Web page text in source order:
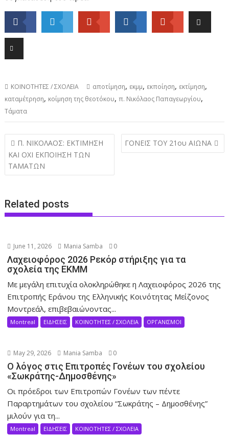
ΚΟΙΝΟΤΗΤΕΣ / ΣΧΟΛΕΙΑ αποτίμηση, εκμμ, εκποίηση, εκτίμηση,
καταμέτρηση, κοίμηση της θεοτόκου,π. Νικόλαος Παπαγεωργίου,
Τάματα
Post
navigation
Π. ΝΙΚΟΛΑΟΣ: ΕΚΤΙΜΗΣΗ
ΚΑΙ ΟΧΙ ΕΚΠΟΙΗΣΗ ΤΩΝ
ΤΑΜΑΤΩΝ
ΓΟΝΕΙΣ ΤΟΥ 21ου ΑΙΩΝΑ
Related posts
June 11, 2026 Mania Samba 0
Λαχειοφόρος 2026 Ρεκόρ στήριξης για τα
σχολεία της ΕΚΜΜ
Με μεγάλη επιτυχία ολοκληρώθηκε η Λαχειοφόρος 2026 της
Επιτροπής Εράνου της Ελληνικής Κοινότητας Μείζονος
Μοντρεάλ, επιβεβαιώνοντας...
Montreal ΕΙΔΗΣΕΙΣ ΚΟΙΝΟΤΗΤΕΣ / ΣΧΟΛΕΙΑ ΟΡΓΑΝΙΣΜΟΙ
May 29, 2026 Mania Samba 0
Ο λόγος στις Επιτροπές Γονέων του σχολείου
«Σωκράτης-Δημοσθένης»
Οι πρόεδροι των Επιτροπών Γονέων των πέντε
Παραρτημάτων του σχολείου “Σωκράτης – Δημοσθένης”
μιλούν για τη...
Montreal ΕΙΔΗΣΕΙΣ ΚΟΙΝΟΤΗΤΕΣ / ΣΧΟΛΕΙΑ